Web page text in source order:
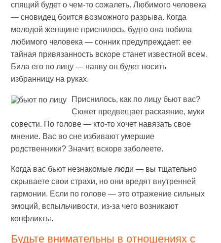
спящий будет о чем-то сожалеть. Любимого человека
— сновидец боится возможного разрыва. Когда
молодой женщине приснилось, будто она побила
любимого человека — сонник предупреждает: ее
тайная привязанность вскоре станет известной всем.
Била его по лицу — наяву он будет носить
избранницу на руках.
Приснилось, как по лицу бьют вас?
Сюжет предвещает раскаяние, муки
совести. По голове — кто-то хочет навязать свое
мнение. Вас во сне избивают умершие
родственники? Значит, вскоре заболеете.
Когда вас бьют незнакомые люди — вы тщательно
скрываете свои страхи, но они вредят внутренней
гармонии. Если по голове — это отражение сильных
эмоций, вспыльчивости, из-за чего возникают
конфликты.
Будьте внимательны в отношениях с